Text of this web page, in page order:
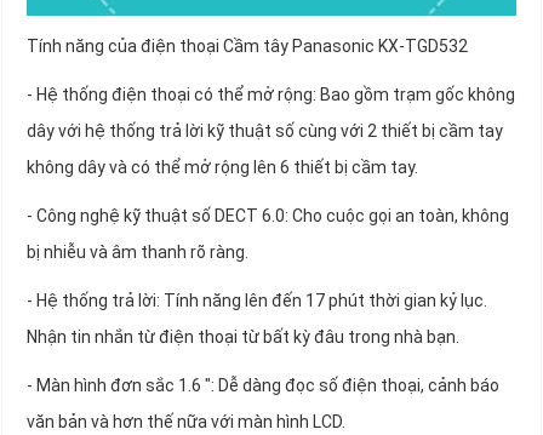
Tính năng của điện thoại Cầm tây Panasonic KX-TGD532
- Hệ thống điện thoại có thể mở rộng: Bao gồm trạm gốc không
dây với hệ thống trả lời kỹ thuật số cùng với 2 thiết bị cầm tay
không dây và có thể mở rộng lên 6 thiết bị cầm tay.
- Công nghệ kỹ thuật số DECT 6.0: Cho cuộc gọi an toàn, không
bị nhiễu và âm thanh rõ ràng.
- Hệ thống trả lời: Tính năng lên đến 17 phút thời gian kỷ lục.
Nhận tin nhắn từ điện thoại từ bất kỳ đâu trong nhà bạn.
- Màn hình đơn sắc 1.6 ": Dễ dàng đọc số điện thoại, cảnh báo
văn bản và hơn thế nữa với màn hình LCD.